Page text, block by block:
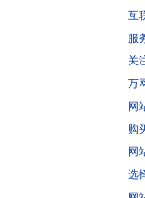
互
服
关
万
网
购
网
选